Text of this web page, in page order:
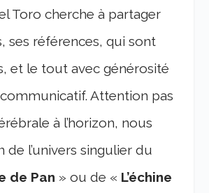
Toro cherche à partager
ses références, qui sont
et le tout avec générosité
Attention pas
à l’horizon, nous
de l’univers singulier du
de Pan » ou de « L’échine